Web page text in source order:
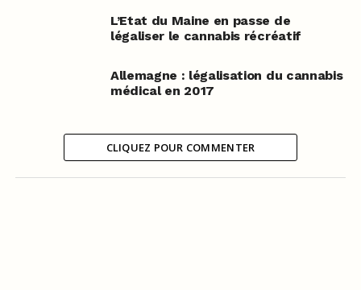
L’Etat du Maine en passe de
légaliser le cannabis récréatif
Allemagne : légalisation du cannabis
médical en 2017
CLIQUEZ POUR COMMENTER